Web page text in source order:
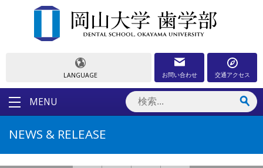
LANGUAGE お問い合わせ 交通アクセス
MENU
NEWS & RELEASE